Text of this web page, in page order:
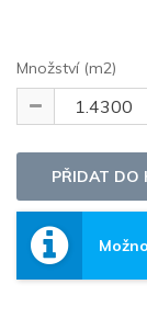
Množství (m2)